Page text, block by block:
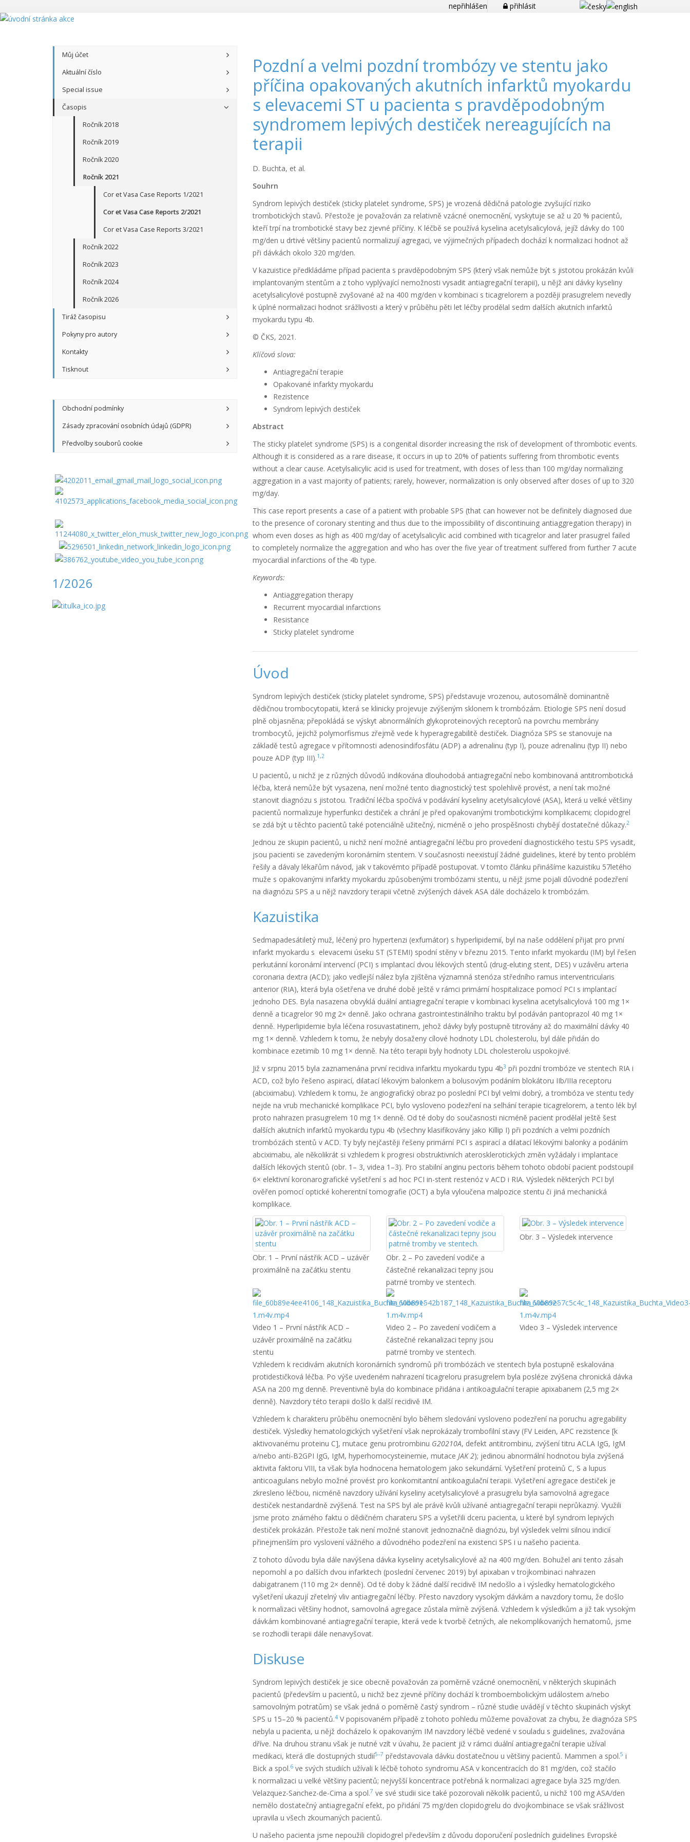
nepřihlášen přihlásit
Můj účet
Aktuální číslo
Special issue
Časopis
Ročník 2018
Ročník 2019
Ročník 2020
Ročník 2021
Cor et Vasa Case Reports 1/2021
Cor et Vasa Case Reports 2/2021
Cor et Vasa Case Reports 3/2021
Ročník 2022
Ročník 2023
Ročník 2024
Ročník 2026
Tiráž časopisu
Pokyny pro autory
Kontakty
Tisknout
Obchodní podmínky
Zásady zpracování osobních údajů (GDPR)
Předvolby souborů cookie
1/2026
Pozdní a velmi pozdní trombózy ve stentu jako
příčina opakovaných akutních infarktů myokardu
s elevacemi ST u pacienta s pravděpodobným
syndromem lepivých destiček nereagujících na
terapii
D. Buchta, et al.
Souhrn
Syndrom lepivých destiček (sticky platelet syndrome, SPS) je vrozená dědičná patologie zvyšující riziko
trombotických stavů. Přestože je považován za relativně vzácné onemocnění, vyskytuje se až u 20 % pacientů,
kteří trpí na trombotické stavy bez zjevné příčiny. K léčbě se používá kyselina acetylsalicylová, jejíž dávky do 100
mg/den u drtivé většiny pacientů normalizují agregaci, ve výjimečných případech dochází k normalizaci hodnot až
při dávkách okolo 320 mg/den.
V kazuistice předkládáme případ pacienta s pravděpodobným SPS (který však nemůže být s jistotou prokázán kvůli
implantovaným stentům a z toho vyplývající nemožnosti vysadit antiagregační terapii), u nějž ani dávky kyseliny
acetylsalicylové postupně zvyšované až na 400 mg/den v kombinaci s ticagrelorem a později prasugrelem nevedly
k úplné normalizaci hodnot srážlivosti a který v průběhu pěti let léčby prodělal sedm dalších akutních infarktů
myokardu typu 4b.
© ČKS, 2021.
Klíčová slova:
Antiagregační terapie
Opakované infarkty myokardu
Rezistence
Syndrom lepivých destiček
Abstract
The sticky platelet syndrome (SPS) is a congenital disorder increasing the risk of development of thrombotic events.
Although it is considered as a rare disease, it occurs in up to 20% of patients suffering from thrombotic events
without a clear cause. Acetylsalicylic acid is used for treatment, with doses of less than 100 mg/day normalizing
aggregation in a vast majority of patients; rarely, however, normalization is only observed after doses of up to 320
mg/day.
This case report presents a case of a patient with probable SPS (that can however not be definitely diagnosed due
to the presence of coronary stenting and thus due to the impossibility of discontinuing antiaggregation therapy) in
whom even doses as high as 400 mg/day of acetylsalicylic acid combined with ticagrelor and later prasugrel failed
to completely normalize the aggregation and who has over the five year of treatment suffered from further 7 acute
myocardial infarctions of the 4b type.
Keywords:
Antiaggregation therapy
Recurrent myocardial infarctions
Resistance
Sticky platelet syndrome
Úvod
Syndrom lepivých destiček (sticky platelet syndrome, SPS) představuje vrozenou, autosomálně dominantně
dědičnou trombocytopatii, která se klinicky projevuje zvýšeným sklonem k trombózám. Etiologie SPS není dosud
plně objasněna; přepokládá se výskyt abnormálních glykoproteinových receptorů na povrchu membrány
trombocytů, jejichž polymorfismus zřejmě vede k hyperagregabilitě destiček. Diagnóza SPS se stanovuje na
základě testů agregace v přítomnosti adenosindifosfátu (ADP) a adrenalinu (typ I), pouze adrenalinu (typ II) nebo
pouze ADP (typ III).1,2
U pacientů, u nichž je z různých důvodů indikována dlouhodobá antiagregační nebo kombinovaná antitrombotická
léčba, která nemůže být vysazena, není možné tento diagnostický test spolehlivě provést, a není tak možné
stanovit diagnózu s jistotou. Tradiční léčba spočívá v podávání kyseliny acetylsalicylové (ASA), která u velké většiny
pacientů normalizuje hyperfunkci destiček a chrání je před opakovanými trombotickými komplikacemi; clopidogrel
se zdá být u těchto pacientů také potenciálně užitečný, nicméně o jeho prospěšnosti chybějí dostatečné důkazy.2
Jednou ze skupin pacientů, u nichž není možné antiagregační léčbu pro provedení diagnostického testu SPS vysadit,
jsou pacienti se zavedeným koronárním stentem. V současnosti neexistují žádné guidelines, které by tento problém
řešily a dávaly lékařům návod, jak v takovémto případě postupovat. V tomto článku přinášíme kazuistiku 57letého
muže s opakovanými infarkty myokardu způsobenými trombózami stentu, u nějž jsme pojali důvodné podezření
na diagnózu SPS a u nějž navzdory terapii včetně zvýšených dávek ASA dále docházelo k trombózám.
Kazuistika
Sedmapadesátiletý muž, léčený pro hypertenzi (exfumátor) s hyperlipidemií, byl na naše oddělení přijat pro první
infarkt myokardu s elevacemi úseku ST (STEMI) spodní stěny v březnu 2015. Tento infarkt myokardu (IM) byl řešen
perkutánní koronární intervencí (PCI) s implantací dvou lékových stentů (drug-eluting stent, DES) v uzávěru arteria
coronaria dextra (ACD); jako vedlejší nález byla zjištěna významná stenóza středního ramus interventricularis
anterior (RIA), která byla ošetřena ve druhé době ještě v rámci primární hospitalizace pomocí PCI s implantací
jednoho DES. Byla nasazena obvyklá duální antiagregační terapie v kombinaci kyselina acetylsalicylová 100 mg 1×
denně a ticagrelor 90 mg 2× denně. Jako ochrana gastrointestinálního traktu byl podáván pantoprazol 40 mg 1×
denně. Hyperlipidemie byla léčena rosuvastatinem, jehož dávky byly postupně titrovány až do maximální dávky 40
mg 1× denně. Vzhledem k tomu, že nebyly dosaženy cílové hodnoty LDL cholesterolu, byl dále přidán do
kombinace ezetimib 10 mg 1× denně. Na této terapii byly hodnoty LDL cholesterolu uspokojivé.
Již v srpnu 2015 byla zaznamenána první recidiva infarktu myokardu typu 4b3 při pozdní trombóze ve stentech RIA i
ACD, což bylo řešeno aspirací, dilatací lékovým balonkem a bolusovým podáním blokátoru IIb/IIIa receptoru
(abciximabu). Vzhledem k tomu, že angiografický obraz po poslední PCI byl velmi dobrý, a trombóza ve stentu tedy
nejde na vrub mechanické komplikace PCI, bylo vysloveno podezření na selhání terapie ticagrelorem, a tento lék byl
proto nahrazen prasugrelem 10 mg 1× denně. Od té doby do současnosti nicméně pacient prodělal ještě šest
dalších akutních infarktů myokardu typu 4b (všechny klasifikovány jako Killip I) při pozdních a velmi pozdních
trombózách stentů v ACD. Ty byly nejčastěji řešeny primární PCI s aspirací a dilatací lékovými balonky a podáním
abciximabu, ale několikrát si vzhledem k progresi obstruktivních aterosklerotických změn vyžádaly i implantace
dalších lékových stentů (obr. 1– 3, videa 1–3). Pro stabilní anginu pectoris během tohoto období pacient podstoupil
6× elektivní koronarografické vyšetření s ad hoc PCI in-stent restenóz v ACD i RIA. Výsledek některých PCI byl
ověřen pomocí optické koherentní tomografie (OCT) a byla vyloučena malpozice stentu či jiná mechanická
komplikace.
Obr. 1 – První nástřik ACD – uzávěr
proximálně na začátku stentu
Obr. 2 – Po zavedení vodiče a
částečné rekanalizaci tepny jsou
patrné tromby ve stentech.
Obr. 3 – Výsledek intervence
Video 1 – První nástřik ACD –
uzávěr proximálně na začátku
stentu
Video 2 – Po zavedení vodičem a
částečné rekanalizaci tepny jsou
patrné tromby ve stentech.
Video 3 – Výsledek intervence
Vzhledem k recidivám akutních koronárních syndromů při trombózách ve stentech byla postupně eskalována
protidestičková léčba. Po výše uvedeném nahrazení ticagreloru prasugrelem byla posléze zvýšena chronická dávka
ASA na 200 mg denně. Preventivně byla do kombinace přidána i antikoagulační terapie apixabanem (2,5 mg 2×
denně). Navzdory této terapii došlo k další recidivě IM.
Vzhledem k charakteru průběhu onemocnění bylo během sledování vysloveno podezření na poruchu agregability
destiček. Výsledky hematologických vyšetření však neprokázaly trombofilní stavy (FV Leiden, APC rezistence [k
aktivovanému proteinu C], mutace genu protrombinu G20210A, defekt antitrombinu, zvýšení titru ACLA IgG, IgM
a/nebo anti-B2GPI IgG, IgM, hyperhomocysteinemie, mutace JAK 2); jedinou abnormální hodnotou byla zvýšená
aktivita faktoru VIII, ta však byla hodnocena hematologem jako sekundární. Vyšetření proteinů C, S a lupus
anticoagulans nebylo možné provést pro konkomitantní antikoagulační terapii. Vyšetření agregace destiček je
zkresleno léčbou, nicméně navzdory užívání kyseliny acetylsalicylové a prasugrelu byla samovolná agregace
destiček nestandardně zvýšená. Test na SPS byl ale právě kvůli užívané antiagregační terapii neprůkazný. Využili
jsme proto známého faktu o dědičném charateru SPS a vyšetřili dceru pacienta, u které byl syndrom lepivých
destiček prokázán. Přestože tak není možné stanovit jednoznačně diagnózu, byl výsledek velmi silnou indicií
přinejmenším pro vyslovení vážného a důvodného podezření na existenci SPS i u našeho pacienta.
Z tohoto důvodu byla dále navýšena dávka kyseliny acetylsalicylové až na 400 mg/den. Bohužel ani tento zásah
nepomohl a po dalších dvou infarktech (poslední červenec 2019) byl apixaban v trojkombinaci nahrazen
dabigatranem (110 mg 2× denně). Od té doby k žádné další recidivě IM nedošlo a i výsledky hematologického
vyšetření ukazují zřetelný vliv antiagregační léčby. Přesto navzdory vysokým dávkám a navzdory tomu, že došlo
k normalizaci většiny hodnot, samovolná agregace zůstala mírně zvýšená. Vzhledem k výsledkům a již tak vysokým
dávkám kombinované antiagregační terapie, která vede k tvorbě četných, ale nekomplikovaných hematomů, jsme
se rozhodli terapii dále nenavyšovat.
Diskuse
Syndrom lepivých destiček je sice obecně považován za poměrně vzácné onemocnění, v některých skupinách
pacientů (především u pacientů, u nichž bez zjevné příčiny dochází k tromboembolickým událostem a/nebo
samovolným potratům) se však jedná o poměrně častý syndrom – různé studie uvádějí v těchto skupinách výskyt
SPS u 15–20 % pacientů.4 V popisovaném případě z tohoto pohledu můžeme považovat za chybu, že diagnóza SPS
nebyla u pacienta, u nějž docházelo k opakovaným IM navzdory léčbě vedené v souladu s guidelines, zvažována
dříve. Na druhou stranu však je nutné vzít v úvahu, že pacient již v rámci duální antiagregační terapie užíval
medikaci, která dle dostupných studií5–7 představovala dávku dostatečnou u většiny pacientů. Mammen a spol.5 i
Bick a spol.6 ve svých studiích užívali k léčbě tohoto syndromu ASA v koncentracích do 81 mg/den, což stačilo
k normalizaci u velké většiny pacientů; nejvyšší koncentrace potřebná k normalizaci agregace byla 325 mg/den.
Velazquez-Sanchez-de-Cima a spol.7 ve své studii sice také pozorovali několik pacientů, u nichž 100 mg ASA/den
nemělo dostatečný antiagregační efekt, po přidání 75 mg/den clopidogrelu do dvojkombinace se však srážlivost
upravila u všech zkoumaných pacientů.
U našeho pacienta jsme nepoužili clopidogrel především z důvodu doporučení posledních guidelines Evropské